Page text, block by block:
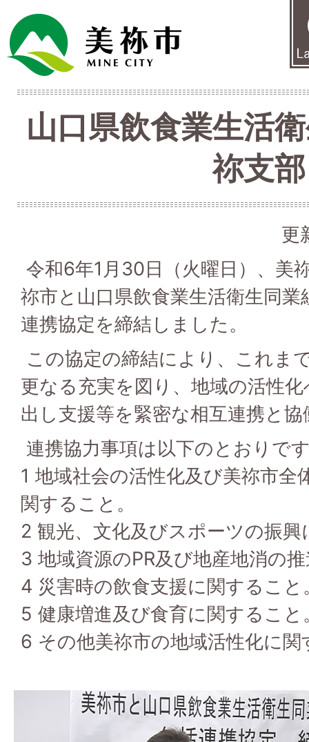
山口県飲食業生活
祢支部
更
令和6年1月30日（火曜日）、美
祢市と山口県飲食業生活衛生同
連携協定を締結しました。
この協定の締結により、これま
更なる充実を図り、地域の活性
出し支援等を緊密な相互連携と
連携協力事項は以下のとおりで
1 地域社会の活性化及び美祢市全
関すること。
2 観光、文化及びスポーツの振
3 地域資源のPR及び地産地消の
4 災害時の飲食支援に関すること
5 健康増進及び食育に関すること
6 その他美祢市の地域活性化に関